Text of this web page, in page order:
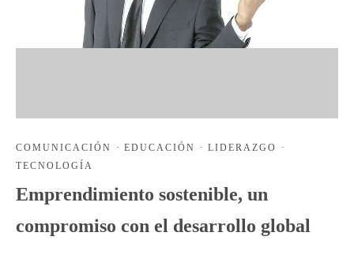
COMUNICACIÓN · EDUCACIÓN · LIDERAZGO
·
TECNOLOGÍA
Emprendimiento sostenible, un
compromiso con el desarrollo global